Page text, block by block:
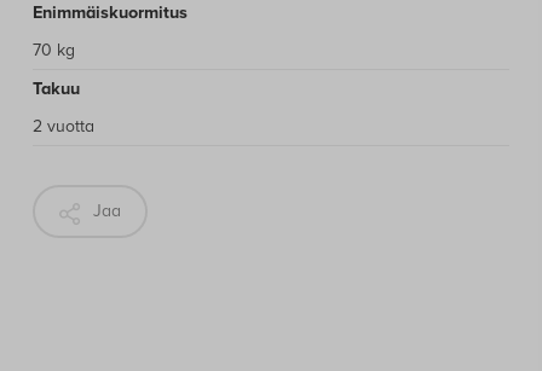
Enimmäiskuormitus
70 kg
Takuu
2 vuotta
Jaa